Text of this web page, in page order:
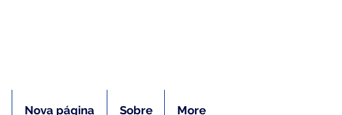
Nova página Sobre More